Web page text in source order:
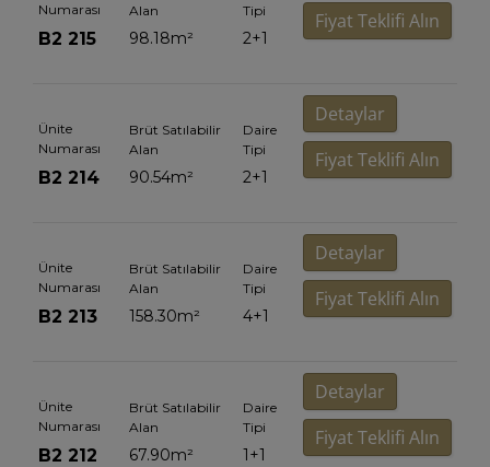
Numarası
B2 215
Alan
98.18m²
Tipi
2+1
Fiyat Teklifi Alın
Ünite
Numarası
B2 214
Brüt Satılabilir
Alan
90.54m²
Daire
Tipi
2+1
Detaylar
Fiyat Teklifi Alın
Ünite
Numarası
B2 213
Brüt Satılabilir
Alan
158.30m²
Daire
Tipi
4+1
Detaylar
Fiyat Teklifi Alın
Ünite
Numarası
B2 212
Brüt Satılabilir
Alan
67.90m²
Daire
Tipi
1+1
Detaylar
Fiyat Teklifi Alın